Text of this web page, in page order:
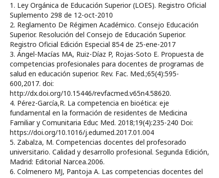
1. Ley Orgánica de Educación Superior (LOES). Registro Oficial
Suplemento 298 de 12-oct-2010
2. Reglamento De Régimen Académico. Consejo Educación
Superior. Resolución del Consejo de Educación Superior.
Registro Oficial Edición Especial 854 de 25-ene-2017
3. Ángel-Macías MA, Ruiz-Díaz P, Rojas-Soto E. Propuesta de
competencias profesionales para docentes de programas de
salud en educación superior. Rev. Fac. Med.;65(4):595-
600,2017. doi:
http://dx.doi.org/10.15446/revfacmed.v65n4.58620.
4. Pérez-García,R. La competencia en bioética: eje
fundamental en la formación de residentes de Medicina
Familiar y Comunitaria Educ Med. 2018;19(4):235-240 Doi:
https://doi.org/10.1016/j.edumed.2017.01.004
5. Zabalza, M. Competencias docentes del profesorado
universitario. Calidad y desarrollo profesional. Segunda Edición,
Madrid: Editorial Narcea.2006.
6. Colmenero MJ, Pantoja A. Las competencias docentes del